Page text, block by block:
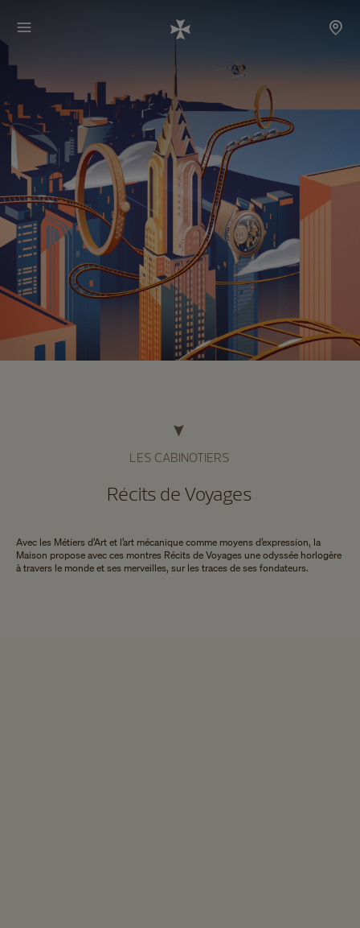
LES CABINOTIERS
Récits de Voyages
Avec les Métiers d’Art et l’art mécanique comme moyens d’expression, la
Maison propose avec ces montres Récits de Voyages une odyssée horlogère
à travers le monde et ses merveilles, sur les traces de ses fondateurs.